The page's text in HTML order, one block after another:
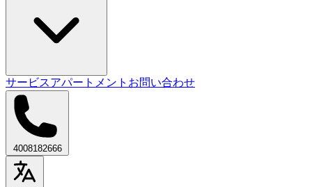
サービスアパートメント お問い合わせ
4008182666